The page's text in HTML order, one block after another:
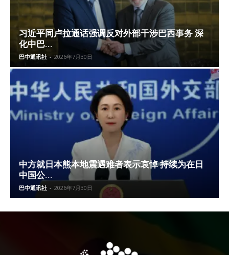
习近平同卢拉通话强调反对外部干涉巴西事务 深
化中巴...
巴中通讯社 - 2026年7月30日
中方就日本熊本地震遇难者表示哀悼 持续为在日
中国公...
巴中通讯社 - 2026年7月30日